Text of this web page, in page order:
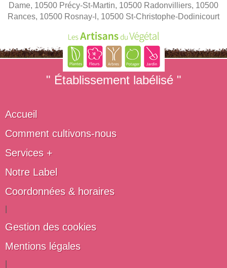
Dame, 10500 Précy-St-Martin, 10500 Radonvilliers, 10500
Rances, 10500 Rosnay-l, 10500 St-Christophe-Dodinicourt
" Établissement labélisé "
Accueil
Comment cultivons-nous
Services +
Notre Label
Coordonnées & horaires
Gestion des cookies
Mentions légales